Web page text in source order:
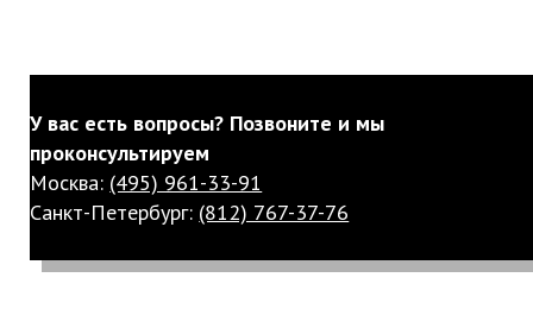
У вас есть вопросы? Позвоните и мы
проконсультируем
Москва: (495) 961-33-91
Санкт-Петербург: (812) 767-37-76